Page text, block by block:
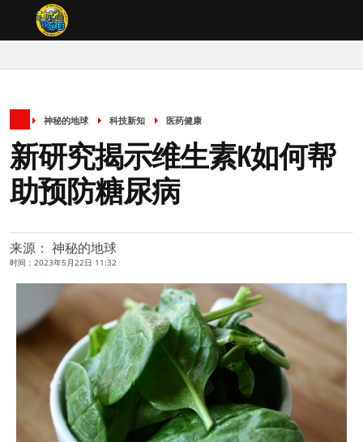
神秘的地球 科技新知 医药健康
新研究揭示维生素K如何帮
助预防糖尿病
来源： 神秘的地球
时间：2023年5月22日 11:32